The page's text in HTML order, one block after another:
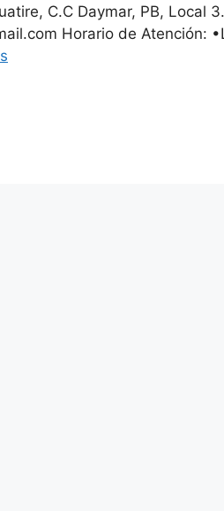
C.C Daymar, PB, Local 3.
Horario de Atención: